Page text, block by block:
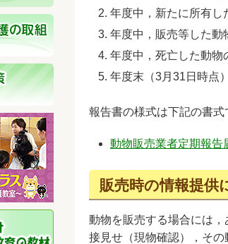
年度中，新たに所有し
年度中，販売等した動
年度中，死亡した動物
年度末（3月31日時点
報告書の様式は下記の書式
動物販売業者定期報告
販売時の情報提供
動物を販売する場合には
接見せ（現物確認），そ